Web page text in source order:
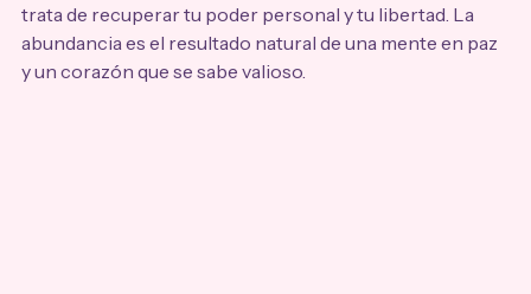
trata de recuperar tu poder personal y tu libertad. La
abundancia es el resultado natural de una mente en paz
y un corazón que se sabe valioso.